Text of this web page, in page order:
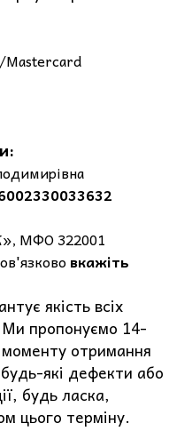
Mastercard
МФО 322001
вкажіть
якість всіх
пропонуємо 14-
моменту отримання
які дефекти або
будь ласка,
цього терміну.